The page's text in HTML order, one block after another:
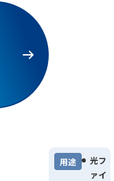
用途
光フ
ァイ